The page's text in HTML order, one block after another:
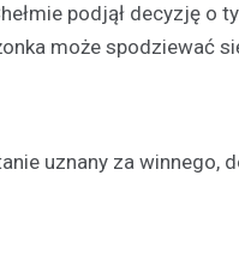
podjął decyzję
może spodziewać
uznany za